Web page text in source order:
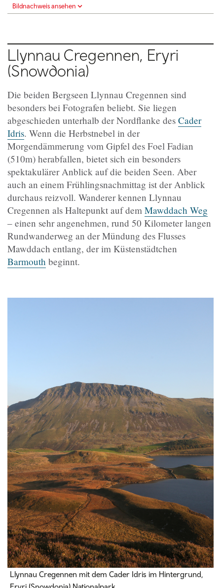
Bildnachweis ansehen
Llynnau Cregennen, Eryri
(Snowdonia)
Die beiden Bergseen Llynnau Cregennen sind
besonders bei Fotografen beliebt. Sie liegen
abgeschieden unterhalb der Nordflanke des Cader
Idris. Wenn die Herbstnebel in der
Morgendämmerung vom Gipfel des Foel Fadian
(510m) herabfallen, bietet sich ein besonders
spektakulärer Anblick auf die beiden Seen. Aber
auch an einem Frühlingsnachmittag ist der Anblick
durchaus reizvoll. Wanderer kennen Llynnau
Cregennen als Haltepunkt auf dem Mawddach Weg
– einen sehr angenehmen, rund 50 Kilometer langen
Rundwanderweg an der Mündung des Flusses
Mawddach entlang, der im Küstenstädtchen
Barmouth beginnt.
Llynnau Cregennen mit dem Cader Idris im Hintergrund,